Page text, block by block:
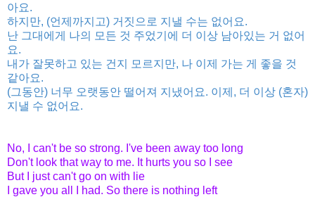
아요.
하지만, (언제까지고) 거짓으로 지낼 수는 없어요.
난 그대에게 나의 모든 것 주었기에 더 이상 남아있는 거 없어
요.
내가 잘못하고 있는 건지 모르지만, 나 이제 가는 게 좋을 것
같아요.
(그동안) 너무 오랫동안 떨어져 지냈어요. 이제, 더 이상 (혼자)
지낼 수 없어요.
No, I can't be so strong. I've been away too long
Don't look that way to me. It hurts you so I see
But I just can't go on with lie
I gave you all I had. So there is nothing left